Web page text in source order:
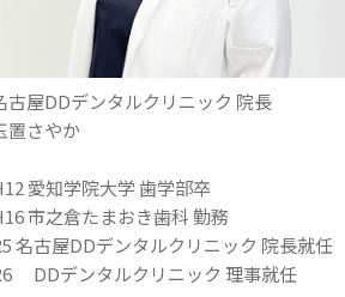
古屋DDデンタルクリニック 院長
置さやか
愛知学院大学 歯学部卒
市之倉たまおき歯科 勤務
名古屋DDデンタルクリニック 院長就任
DDデンタルクリニック 理事就任